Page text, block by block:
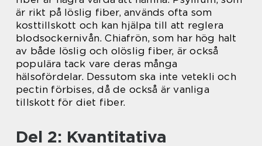
är rikt på löslig fiber, används ofta som
kosttillskott och kan hjälpa till att reglera
blodsockernivån. Chiafrön, som har hög halt
av både löslig och olöslig fiber, är också
populära tack vare deras många
hälsofördelar. Dessutom ska inte vetekli och
pectin förbises, då de också är vanliga
tillskott för diet fiber.
Del 2: Kvantitativa